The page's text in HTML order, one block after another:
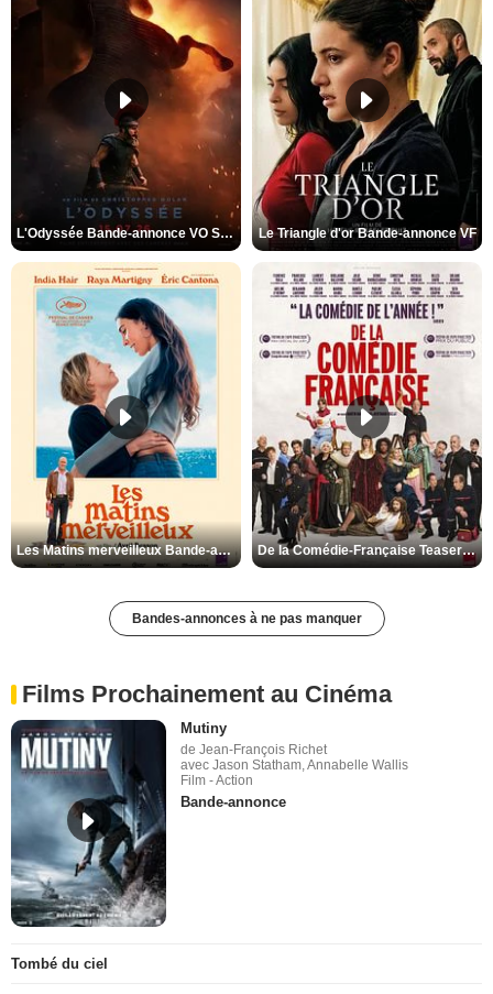
L'Odyssée Bande-annonce VO STFR Le Triangle d'or Bande-annonce VF
Les Matins merveilleux Bande-annonce VF De la Comédie-Française Teaser VF
Bandes-annonces à ne pas manquer
Films Prochainement au Cinéma
Mutiny
de Jean-François Richet
avec Jason Statham, Annabelle Wallis
Film - Action
Bande-annonce
Tombé du ciel